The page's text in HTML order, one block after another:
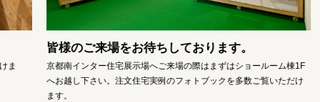
皆様のご来場をお待ちしております。
京都南インター住宅展示場へご来場の際はまずはショールーム棟1F
へお越し下さい。注文住宅実例のフォトブックを多数ご覧いただけ
ます。